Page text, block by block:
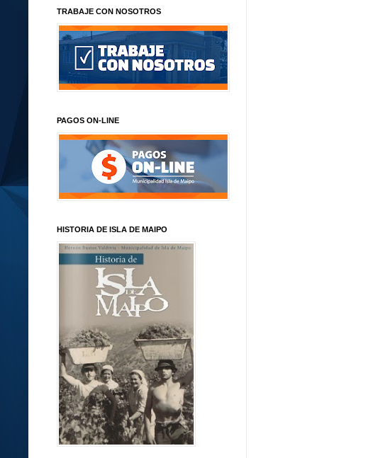
TRABAJE CON NOSOTROS
PAGOS ON-LINE
HISTORIA DE ISLA DE MAIPO